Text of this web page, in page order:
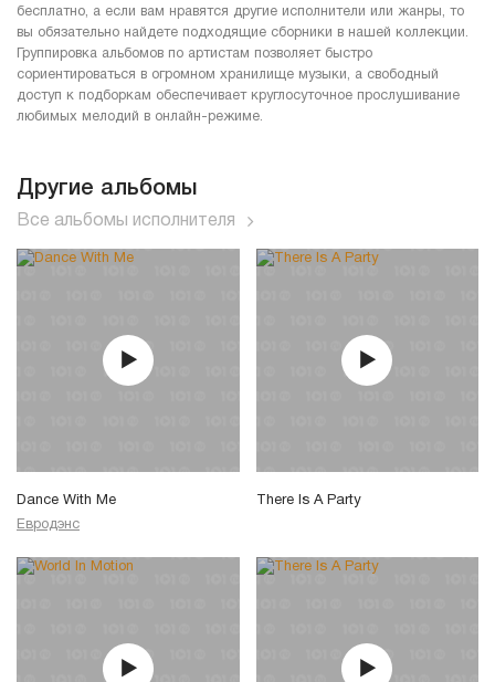
бесплатно, а если вам нравятся другие исполнители или жанры, то
вы обязательно найдете подходящие сборники в нашей коллекции.
Группировка альбомов по артистам позволяет быстро
сориентироваться в огромном хранилище музыки, а свободный
доступ к подборкам обеспечивает круглосуточное прослушивание
любимых мелодий в онлайн-режиме.
Другие альбомы
Все альбомы исполнителя
Dance With Me
Евродэнс
There Is A Party